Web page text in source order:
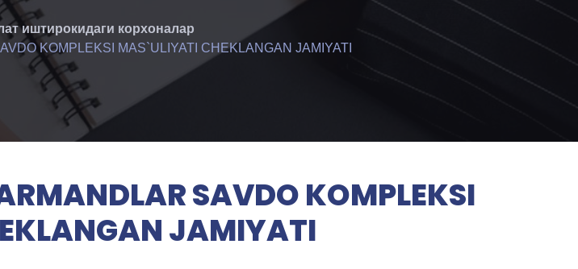
иштирокидаги корхоналар
KOMPLEKSI MAS`ULIYATI CHEKLANGAN JAMIYATI
SAVDO KOMPLEKSI
JAMIYATI